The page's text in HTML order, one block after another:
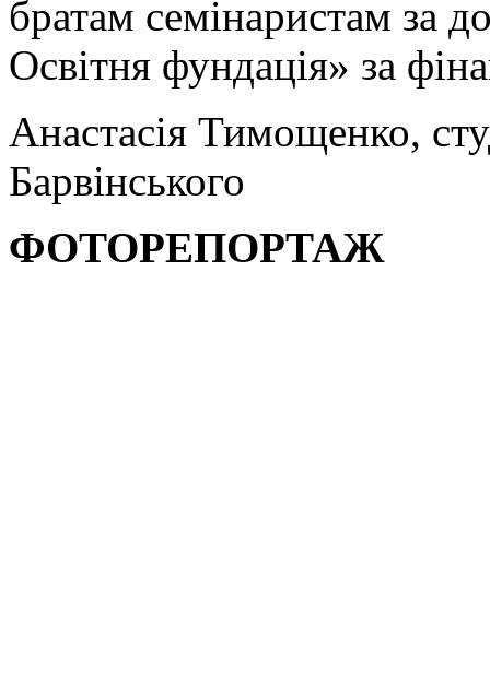
братам семінаристам за
Освітня фундація» за
Анастасія Тимощенко,
Барвінського
ФОТОРЕПОРТАЖ